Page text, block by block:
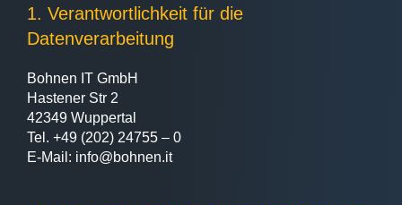
1. Verantwortlichkeit für die
Datenverarbeitung
Bohnen IT GmbH
Hastener Str 2
42349 Wuppertal
Tel. +49 (202) 24755 – 0
E-Mail: info@bohnen.it